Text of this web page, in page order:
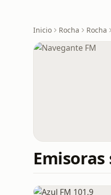
Inicio Rocha Rocha